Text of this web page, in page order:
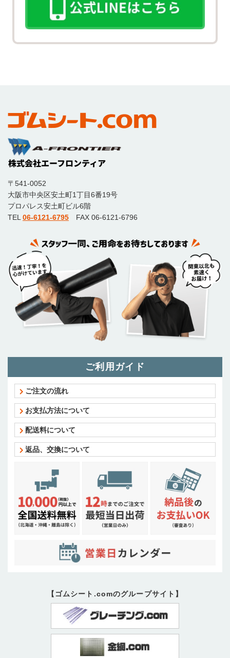
〒541-0052
大阪市中央区安土町1丁目6番19号
プロパレス安土町ビル6階
TEL 06-6121-6795 FAX 06-6121-6796
ご利用ガイド
ご注文の流れ
お支払方法について
配送料について
返品、交換について
【ゴムシート.comのグループサイト】